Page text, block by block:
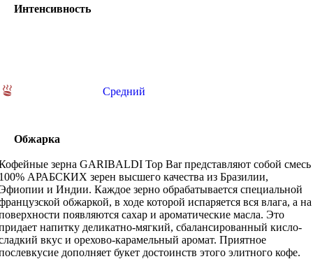
Интенсивность
Обжарка
Средний
зерна GARIBALDI Top Bar представляют собой смесь
АРАБСКИХ зерен высшего качества из Бразилии,
и Индии. Каждое зерно обрабатывается специальной
обжаркой, в ходе которой испаряется вся влага, а на
появляются сахар и ароматические масла. Это
напитку деликатно-мягкий, сбалансированный кисло-
вкус и орехово-карамельный аромат. Приятное
дополняет букет достоинств этого элитного кофе.